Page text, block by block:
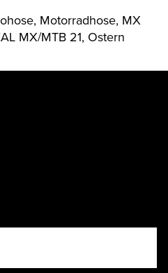
Motorradhose, MX
MX/MTB 21, Ostern